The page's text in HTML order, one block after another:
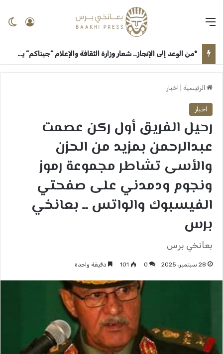
*من الوعد إلى الإنجاز.. شعار وزارة الثقافة والإعلام “جيناكم” يعيد الحياة لمؤسسات السودان الإعلامية والثقافية* ــ ام درمان : بعانخي برس
الرئيسية اخبار
اخبار
رحيل الفريق أول ركن عصمت
عبدالرحمن بمزيد من الحزن
والأسى تشاطر مجموعة رموز
ونجوم ودمدني على صفحتي
الفيسبوك والواتس ــ بعانخي
برس
بعانخي برس
28 سبتمبر، 2025 0
101 دقيقة واحدة